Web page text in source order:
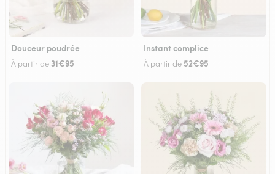
Douceur poudrée
À partir de 31€95
Instant complice
À partir de 52€95